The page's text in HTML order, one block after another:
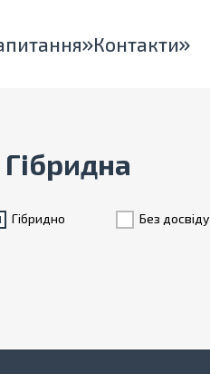
Контакти
Гiбридно Без досвіду